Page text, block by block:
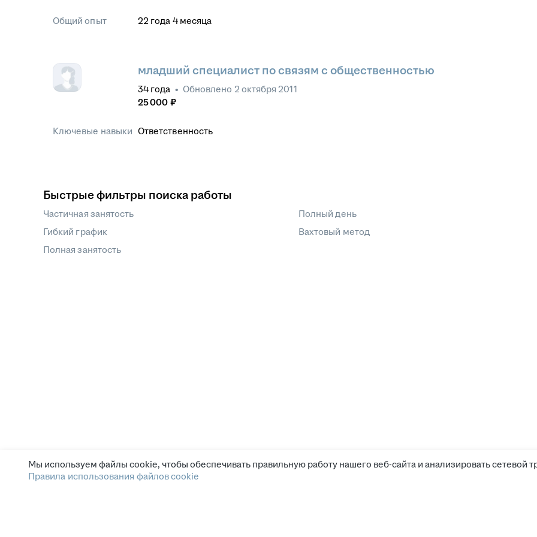
Мы используем файлы cookie, чтобы обеспечивать правильную работу нашего веб-сайта и анализировать сетевой
Правила использования файлов cookie
Общий опыт 22 года 4 месяца
младший специалист по связям с общественностью
34 года • Обновлено 2 октября 2011
25 000 ₽
Ключевые навыки Ответственность
Быстрые фильтры поиска работы
Частичная занятость
Гибкий график
Полная занятость
Полный день
Вахтовый метод